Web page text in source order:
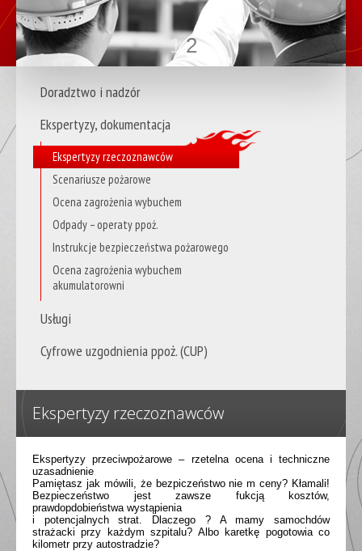
1 2
Doradztwo i nadzór
Ekspertyzy, dokumentacja
Ekspertyzy rzeczoznawców
Scenariusze pożarowe
Ocena zagrożenia wybuchem
Odpady – operaty ppoż.
Instrukcje bezpieczeństwa pożarowego
Ocena zagrożenia wybuchem
akumulatorowni
Usługi
Cyfrowe uzgodnienia ppoż. (CUP)
Ekspertyzy rzeczoznawców
Ekspertyzy przeciwpożarowe – rzetelna ocena i techniczne
uzasadnienie
Pamiętasz jak mówili, że bezpiczeństwo nie m ceny? Kłamali!
Bezpieczeństwo jest zawsze fukcją kosztów,
prawdopdobieństwa wystąpienia
i potencjalnych strat. Dlaczego ? A mamy samochdów
strażacki przy każdym szpitalu? Albo karetkę pogotowia co
kilometr przy autostradzie?